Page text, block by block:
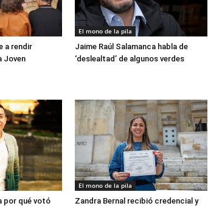
a rendir
Joven
El mono de la pila
Jaime Raúl Salamanca habla de
‘deslealtad’ de algunos verdes
por qué votó
El mono de la pila
Zandra Bernal recibió credencial y